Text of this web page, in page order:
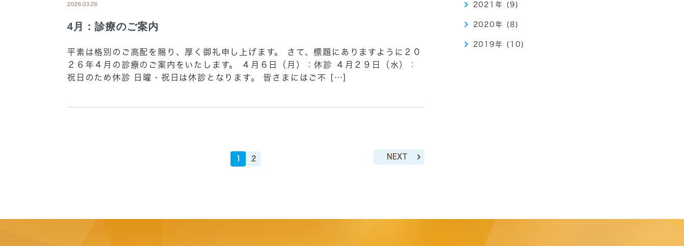
2026.03.26
4月：診療のご案内
平素は格別のご高配を賜り、厚く御礼申し上げます。 さて、標題にありますように２０
２６年４月の診療のご案内をいたします。 ４月６日（月）：休診 ４月２９日（水）：
祝日のため休診 日曜・祝日は休診となります。 皆さまにはご不 […]
1 2 NEXT
2021年 (9)
2020年 (8)
2019年 (10)